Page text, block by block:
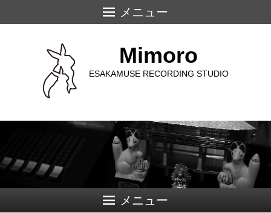
メニュー
Mimoro
ESAKAMUSE RECORDING STUDIO
メニュー